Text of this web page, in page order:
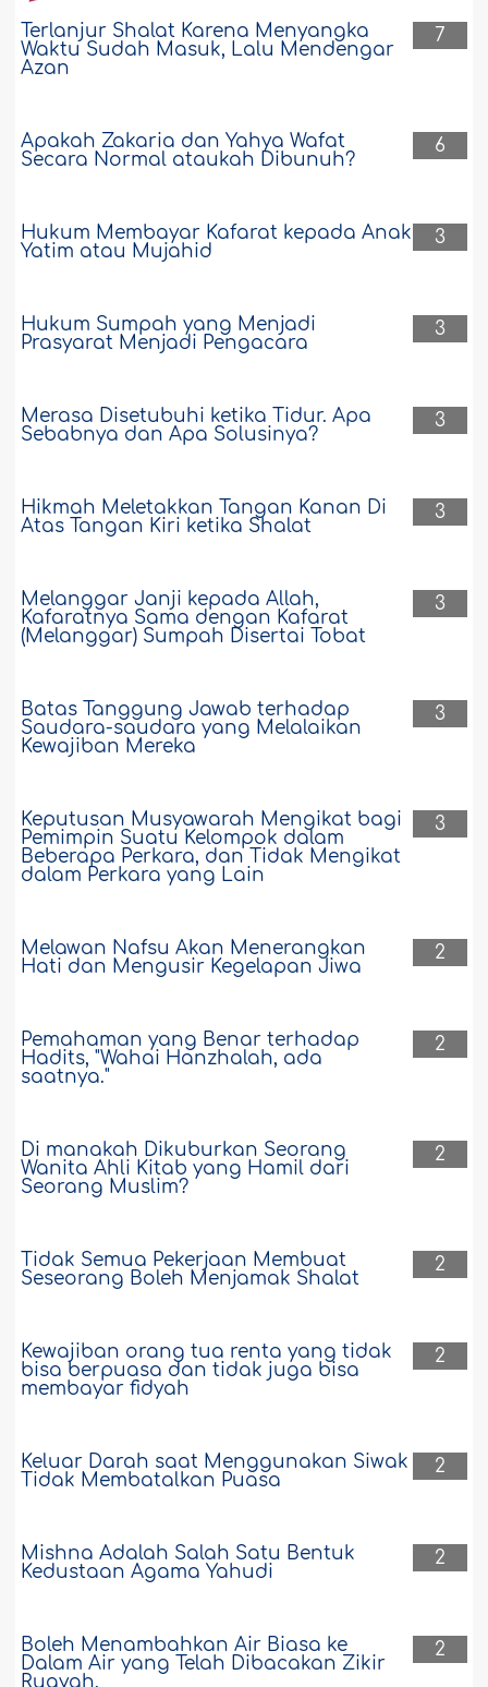
7
Terlanjur Shalat Karena Menyangka
Waktu Sudah Masuk, Lalu Mendengar
Azan
6
Apakah Zakaria dan Yahya Wafat
Secara Normal ataukah Dibunuh?
3
Hukum Membayar Kafarat kepada Anak
Yatim atau Mujahid
3
Hukum Sumpah yang Menjadi
Prasyarat Menjadi Pengacara
3
Merasa Disetubuhi ketika Tidur. Apa
Sebabnya dan Apa Solusinya?
3
Hikmah Meletakkan Tangan Kanan Di
Atas Tangan Kiri ketika Shalat
3
Melanggar Janji kepada Allah,
Kafaratnya Sama dengan Kafarat
(Melanggar) Sumpah Disertai Tobat
3
Batas Tanggung Jawab terhadap
Saudara-saudara yang Melalaikan
Kewajiban Mereka
3
Keputusan Musyawarah Mengikat bagi
Pemimpin Suatu Kelompok dalam
Beberapa Perkara, dan Tidak Mengikat
dalam Perkara yang Lain
2
Melawan Nafsu Akan Menerangkan
Hati dan Mengusir Kegelapan Jiwa
2
Pemahaman yang Benar terhadap
Hadits, "Wahai Hanzhalah, ada
saatnya."
2
Di manakah Dikuburkan Seorang
Wanita Ahli Kitab yang Hamil dari
Seorang Muslim?
2
Tidak Semua Pekerjaan Membuat
Seseorang Boleh Menjamak Shalat
2
Kewajiban orang tua renta yang tidak
bisa berpuasa dan tidak juga bisa
membayar fidyah
2
Keluar Darah saat Menggunakan Siwak
Tidak Membatalkan Puasa
2
Mishna Adalah Salah Satu Bentuk
Kedustaan Agama Yahudi
2
Boleh Menambahkan Air Biasa ke
Dalam Air yang Telah Dibacakan Zikir
Ruqyah.